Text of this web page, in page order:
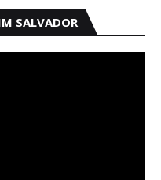
SALVADOR